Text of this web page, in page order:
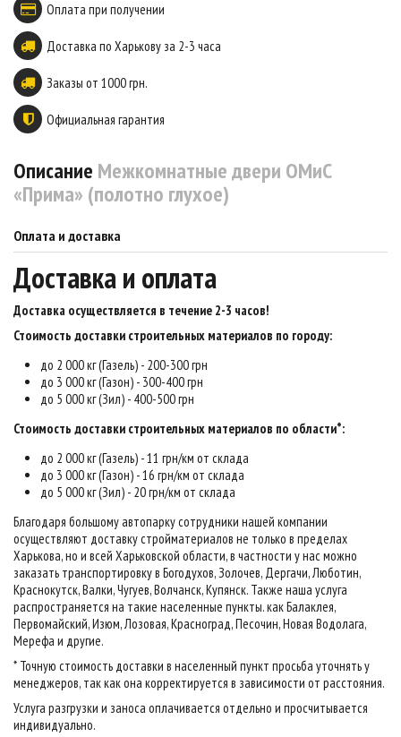
Оплата при получении
Доставка по Харькову за 2-3 часа
Заказы от 1000 грн.
Официальная гарантия
Описание Межкомнатные двери ОМиС
«Прима» (полотно глухое)
Оплата и доставка
Доставка и оплата
Доставка осуществляется в течение 2-3 часов!
Стоимость доставки строительных материалов по городу:
до 2 000 кг (Газель) - 200-300 грн
до 3 000 кг (Газон) - 300-400 грн
до 5 000 кг (Зил) - 400-500 грн
Стоимость доставки строительных материалов по области*:
до 2 000 кг (Газель) - 11 грн/км от склада
до 3 000 кг (Газон) - 16 грн/км от склада
до 5 000 кг (Зил) - 20 грн/км от склада
Благодаря большому автопарку сотрудники нашей компании
осуществляют доставку стройматериалов не только в пределах
Харькова, но и всей Харьковской области, в частности у нас можно
заказать транспортировку в Богодухов, Золочев, Дергачи, Люботин,
Краснокутск, Валки, Чугуев, Волчанск, Купянск. Также наша услуга
распространяется на такие населенные пункты. как Балаклея,
Первомайский, Изюм, Лозовая, Красноград, Песочин, Новая Водолага,
Мерефа и другие.
* Точную стоимость доставки в населенный пункт просьба уточнять у
менеджеров, так как она корректируется в зависимости от расстояния.
Услуга разгрузки и заноса оплачивается отдельно и просчитывается
индивидуально.